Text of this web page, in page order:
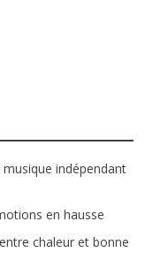
indépendant
en hausse
chaleur et bonne